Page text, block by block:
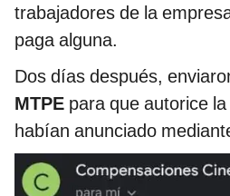
trabajadores de la
paga alguna.
Dos días después,
MTPE para que autorice
habían anunciado